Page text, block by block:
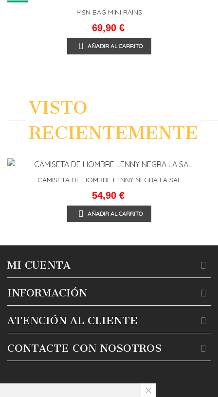
NEW
MSN BAG MINI RAINS
69,90 €
AÑADIR AL CARRITO
VISTO
RECIENTEMENTE
CAMISETA DE HOMBRE LENNY NEGRA LA SAL
54,90 €
AÑADIR AL CARRITO
MI CUENTA
INFORMACIÓN
ATENCIÓN AL CLIENTE
CONTACTE CON NOSOTROS
×